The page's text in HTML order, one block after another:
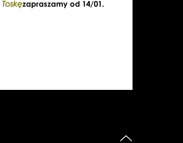
Toskęzapraszamy od 14/01.